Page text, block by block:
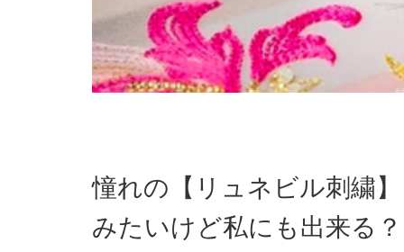
憧れの【リュネビル刺繍
みたいけど私にも出来る